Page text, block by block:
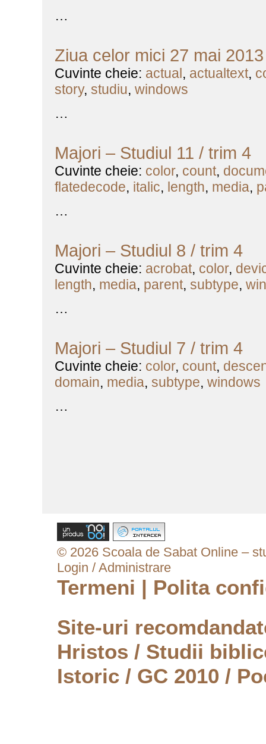
…
Ziua celor mici 27 mai 2013
Cuvinte cheie: actual, actualtext,
story, studiu, windows
…
Majori – Studiul 11 / trim 4
Cuvinte cheie: color, count,
flatedecode, italic, length, media,
…
Majori – Studiul 8 / trim 4
Cuvinte cheie: acrobat, color,
length, media, parent, subtype,
…
Majori – Studiul 7 / trim 4
Cuvinte cheie: color, count,
domain, media, subtype, windows
…
© 2026 Scoala de Sabat Online –
Login / Administrare
Termeni | Polita
Site-uri
Hristos / Studii
Istoric/ GC 2010 /